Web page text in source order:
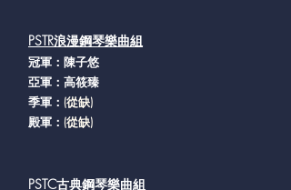
PSTR浪漫鋼琴樂曲組
冠軍：陳子悠
亞軍：高筱臻
​季軍： (從缺)
殿軍： (從缺)
PSTC古典鋼琴樂曲組